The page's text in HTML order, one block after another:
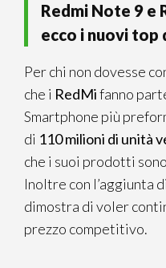
Redmi Note 9 e
ecco i nuovi top
Per chi non dovesse
che i RedMifanno
Smartphone più
di 110 milioni di unità
che i suoi prodotti
Inoltre con l’aggiunta
dimostra di voler
prezzo competitivo.